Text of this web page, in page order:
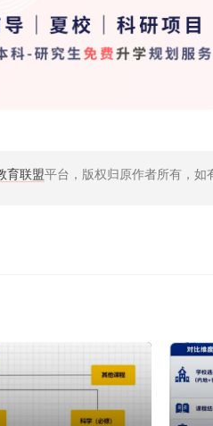
育联盟平台，版权归原作者所有，如